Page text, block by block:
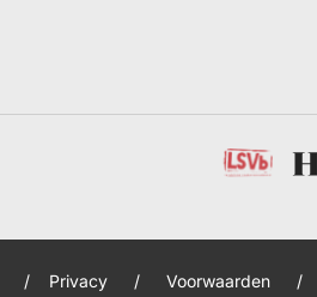
/ Privacy / Voorwaarden /